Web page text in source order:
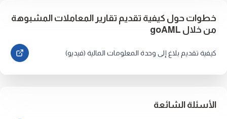
خطوات حول كيفية تقديم تقارير المعاملات المشبوهة
من خلال goAML
كيفية تقديم بلاغ إلى وحدة المعلومات المالية (فيديو)
الأسئلة الشائعة